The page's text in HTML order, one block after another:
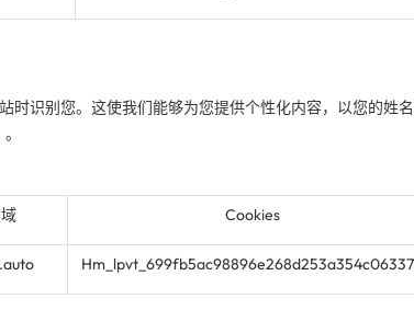
时识别您。这使我们能够为您提供个性化内容，以您的姓
Cookies